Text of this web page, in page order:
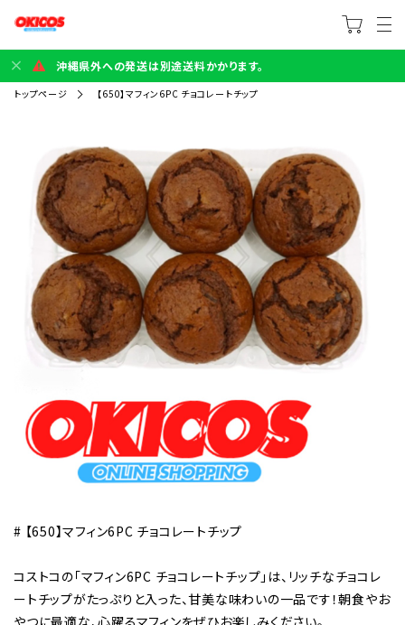
沖縄県外への発送は別途送料かかります。
トップページ 【650】マフィン6PC チョコレートチップ
# 【650】マフィン6PC チョコレートチップ
コストコの「マフィン6PC チョコレートチップ」は、リッチなチョコレ
ートチップがたっぷりと入った、甘美な味わいの一品です！朝食やお
やつに最適な、心躍るマフィンをぜひお楽しみください。